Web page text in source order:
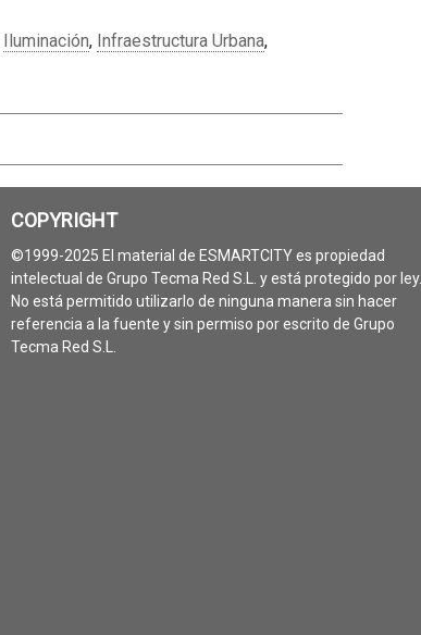
Iluminación, Infraestructura Urbana,
COPYRIGHT
©1999-2025 El material de ESMARTCITY es propiedad
intelectual de Grupo Tecma Red S.L. y está protegido por ley.
No está permitido utilizarlo de ninguna manera sin hacer
referencia a la fuente y sin permiso por escrito de Grupo
Tecma Red S.L.